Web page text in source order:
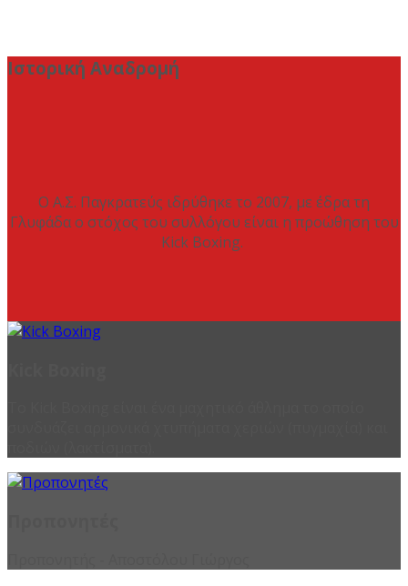
Ιστορική Αναδρομή
Ο Α.Σ. Παγκρατεύς ιδρύθηκε το 2007, με έδρα τη
Γλυφάδα ο στόχος του συλλόγου είναι η προώθηση του
Kick Boxing.